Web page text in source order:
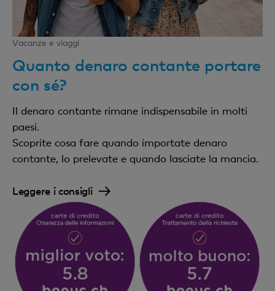
Vacanze e viaggi
Quanto denaro contante portare
con sé?
Il denaro contante rimane indispensabile in molti
paesi.
Scoprite cosa fare quando importate denaro
contante, lo prelevate e quando lasciate la mancia.
Leggere i consigli